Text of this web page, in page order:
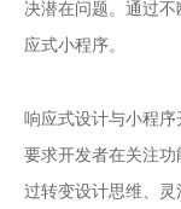
决潜在问题。通过
应式小程序。
响应式设计与小程序
要求开发者在关注
过转变设计思维、